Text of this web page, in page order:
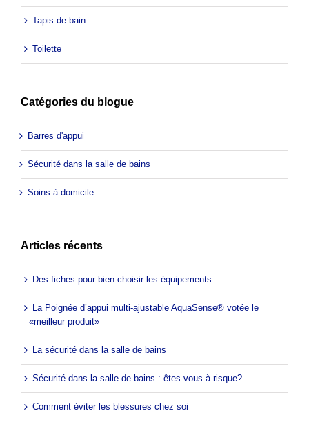
Tapis de bain
Toilette
Catégories du blogue
Barres d'appui
Sécurité dans la salle de bains
Soins à domicile
Articles récents
Des fiches pour bien choisir les équipements
La Poignée d’appui multi-ajustable AquaSense® votée le
«meilleur produit»
La sécurité dans la salle de bains
Sécurité dans la salle de bains : êtes-vous à risque?
Comment éviter les blessures chez soi